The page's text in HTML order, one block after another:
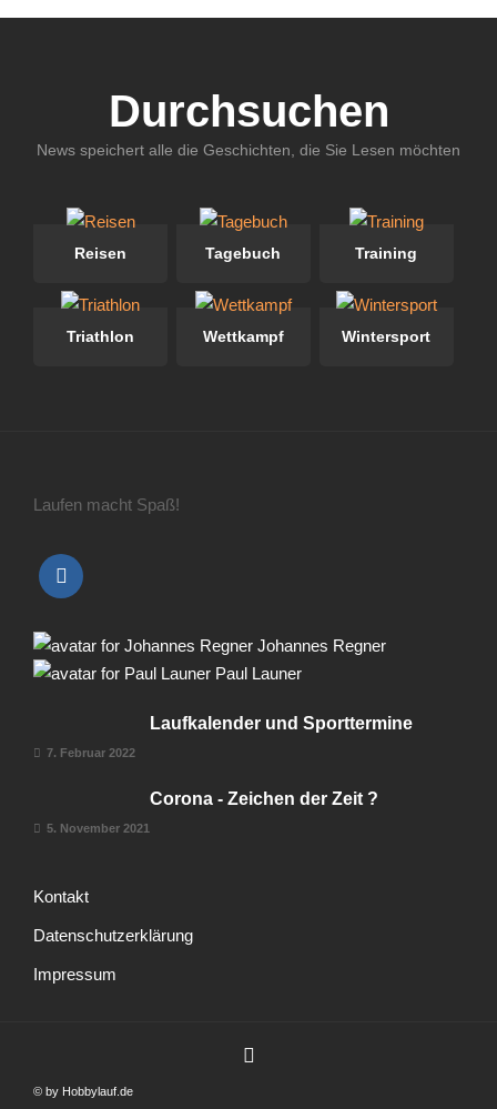
Durchsuchen
News speichert alle die Geschichten, die Sie Lesen möchten
Reisen Tagebuch Training
Triathlon Wettkampf Wintersport
Laufen macht Spaß!
Johannes Regner
Paul Launer
Laufkalender und Sporttermine
7. Februar 2022
Corona - Zeichen der Zeit ?
5. November 2021
Kontakt
Datenschutzerklärung
Impressum
© by Hobbylauf.de